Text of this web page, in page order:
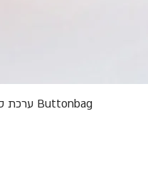
Buttonbag ערכת סריגה לילדים מבצע אריזות פגומות